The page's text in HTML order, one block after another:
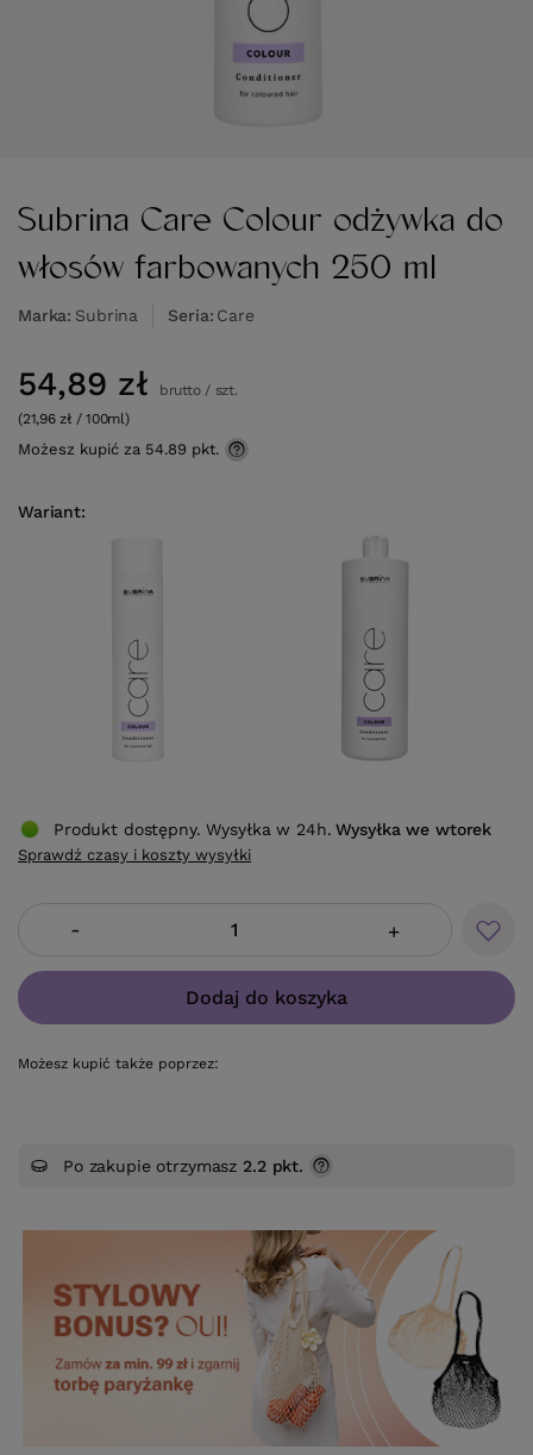
Subrina Care Colour odżywka do
włosów farbowanych 250 ml
Marka Subrina Seria Care
Wariant
54,89 zł brutto/ szt.
(21,96 zł / 100ml)
Możesz kupić za 54.89 pkt.
- +
Dodaj do koszyka
Możesz kupić także poprzez:
Produkt dostępny. Wysyłka w 24h. Wysyłkawe wtorek
Sprawdź czasy i koszty wysyłki
Po zakupie otrzymasz 2.2 pkt.